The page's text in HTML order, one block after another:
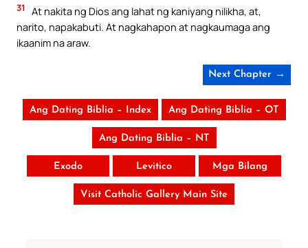
31
At nakita ng Dios ang lahat ng kaniyang nilikha, at,
narito, napakabuti. At nagkahapon at nagkaumaga ang
ikaanim na araw.
Next Chapter →
Ang Dating Biblia – Index Ang Dating Biblia – OT
Ang Dating Biblia – NT
Exodo Levitico Mga Bilang
Visit Catholic Gallery Main Site